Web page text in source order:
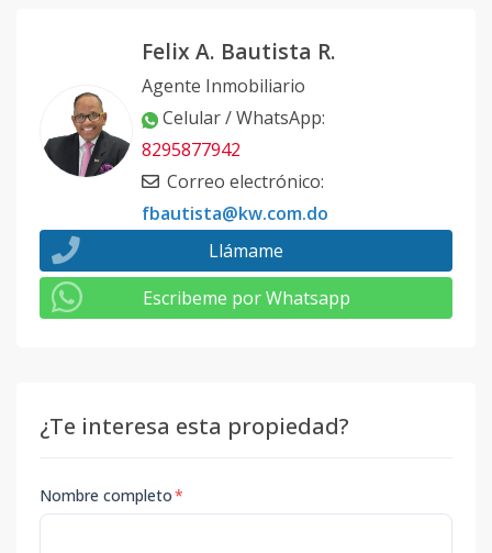
Felix A. Bautista R.
Agente Inmobiliario
Celular / WhatsApp:
8295877942
Correo electrónico:
fbautista@kw.com.do
Llámame
Escribeme por Whatsapp
¿Te interesa esta propiedad?
Nombre completo*